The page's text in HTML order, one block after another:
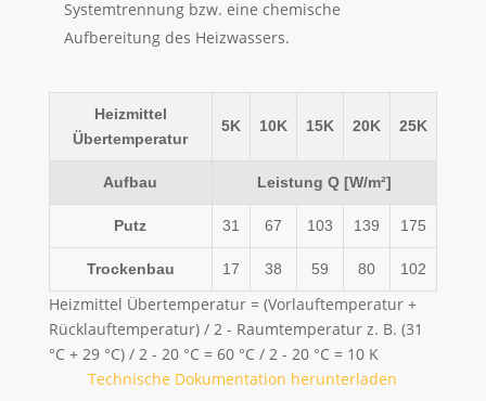
Systemtrennung bzw. eine chemische
Aufbereitung des Heizwassers.
Heizmittel
Übertemperatur
5K 10K 15K 20K 25K
Aufbau Leistung Q [W/m²]
Putz 31 67 103 139 175
Trockenbau 17 38 59 80 102
Heizmittel Übertemperatur = (Vorlauftemperatur +
Rücklauftemperatur) / 2 - Raumtemperatur z. B. (31
°C + 29 °C) / 2 - 20 °C = 60 °C / 2 - 20 °C = 10 K
Technische Dokumentation herunterladen